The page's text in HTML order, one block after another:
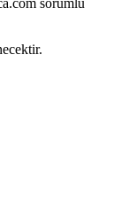
sorumlu